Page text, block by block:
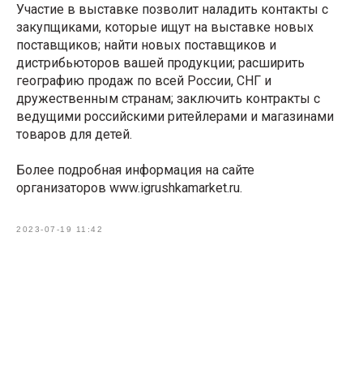
Участие в выставке позволит наладить контакты с
закупщиками, которые ищут на выставке новых
поставщиков; найти новых поставщиков и
дистрибьюторов вашей продукции; расширить
географию продаж по всей России, СНГ и
дружественным странам; заключить контракты с
ведущими российскими ритейлерами и магазинами
товаров для детей.
Более подробная информация на сайте
организаторов www.igrushkamarket.ru.
2023-07-19 11:42